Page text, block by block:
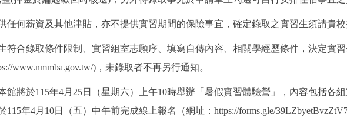
任何薪資及其他津貼，亦不提供實習期間的保險事宜，確定錄取之實習生須請貴校
合錄取條件限制、實習組室志願序、填寫自傳內容、相關學經歷條件，決定實
www.nmmba.gov.tw/)，未錄取者不再另行通知。
將於115年4月25日（星期六）上午10時舉辦「暑假實習體驗營」，內容包括各
年4月10日（五）中午前完成線上報名（網址：https://forms.gle/